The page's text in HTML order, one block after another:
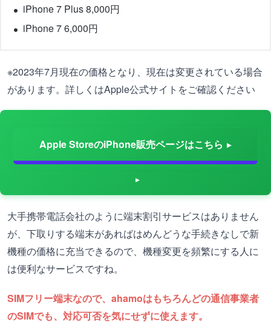
iPhone 7 Plus 8,000円
iPhone 7 6,000円
※2023年7月現在の価格となり、現在は変更されている場合
があります。詳しくはApple公式サイトをご確認ください
Apple StoreのiPhone販売ページはこちら
大手携帯電話会社のように端末割引サービスはありません
が、下取りする端末があればはめんどうな手続きなしで新
機種の価格に充当できるので、機種変更を頻繁にする人に
は便利なサービスですね。
SIMフリー端末なので、ahamoはもちろんどの通信事業者
のSIMでも、対応可否を気にせずに使えます。